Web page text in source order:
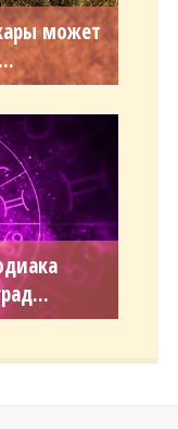
может